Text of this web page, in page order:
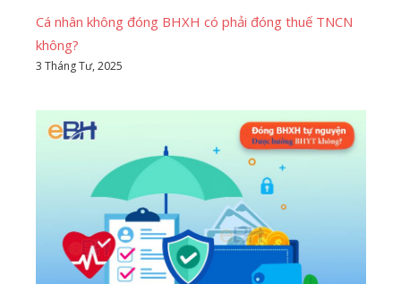
Cá nhân không đóng BHXH có phải đóng thuế TNCN
không?
3 Tháng Tư, 2025